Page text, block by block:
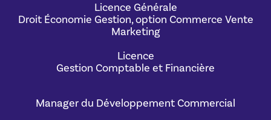
Licence Générale
Droit Économie Gestion, option Commerce Vente
Marketing
Licence
Gestion Comptable et Financière
Manager du Développement Commercial